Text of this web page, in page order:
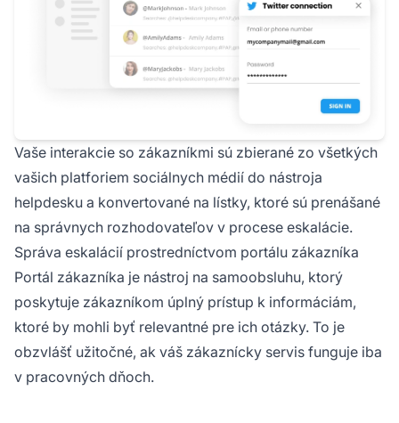
Vaše interakcie so zákazníkmi sú zbierané zo všetkých
vašich platforiem sociálnych médií do nástroja
helpdesku a konvertované na lístky, ktoré sú prenášané
na správnych rozhodovateľov v procese eskalácie.
Správa eskalácií prostredníctvom portálu zákazníka
Portál zákazníka je nástroj na samoobsluhu, ktorý
poskytuje zákazníkom úplný prístup k informáciám,
ktoré by mohli byť relevantné pre ich otázky. To je
obzvlášť užitočné, ak váš zákaznícky servis funguje iba
v pracovných dňoch.